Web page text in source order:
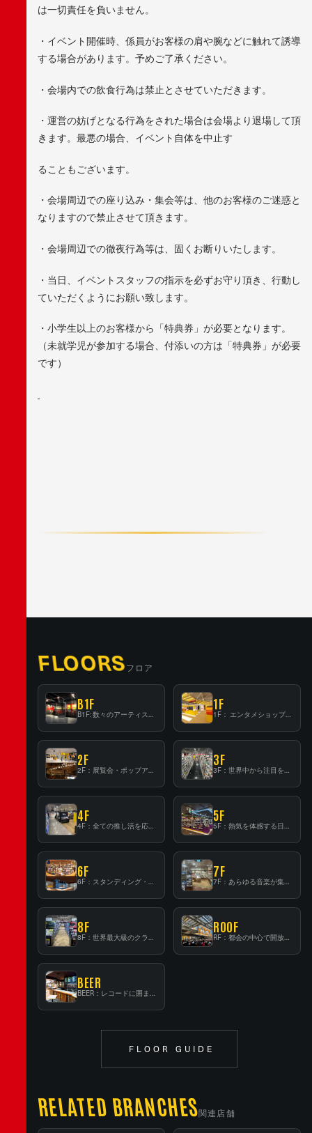
は一切責任を負いません。
・イベント開催時、係員がお客様の肩や腕などに触れて誘導
する場合があります。予めご了承ください。
・会場内での飲食行為は禁止とさせていただきます。
・運営の妨げとなる行為をされた場合は会場より退場して頂
きます。最悪の場合、イベント自体を中止す
ることもございます。
・会場周辺での座り込み・集会等は、他のお客様のご迷惑と
なりますので禁止させて頂きます。
・会場周辺での徹夜行為等は、固くお断りいたします。
・当日、イベントスタッフの指示を必ずお守り頂き、行動し
ていただくようにお願い致します。
・小学生以上のお客様から「特典券」が必要となります。
（未就学児が参加する場合、付添いの方は「特典券」が必要
です）
FLOORSフロア
B1F
B1F: 数々のアーティストが立った、インストアイベントの聖地！
1F
1F： エンタメショップならではのイマーシブ空間
2F
2F：展覧会・ポップアップストア等を開催！大型催事スペース「TOWER SPACE SHIBUYA」
3F
3F：世界中から注目を集める〈日本のポップカルチャー〉の発信基地！
4F
4F：全ての推し活を応援するフロア！
5F
5F：熱気を体感する日本一のK-POP空間！
6F
6F：スタンディング・ビアバーを新設した日本最大規模のレコード専門フロア！
7F
7F：あらゆる音楽が集結する最多ジャンルフロア！
8F
8F：世界最大級のクラシック音楽専門フロア！
ROOF
RF：都会の中心で開放感あふれるルーフトップイベントスペース
BEER
BEER：レコードに囲まれたスタンディングバー
FLOOR GUIDE
RELATED BRANCHES関連店舗